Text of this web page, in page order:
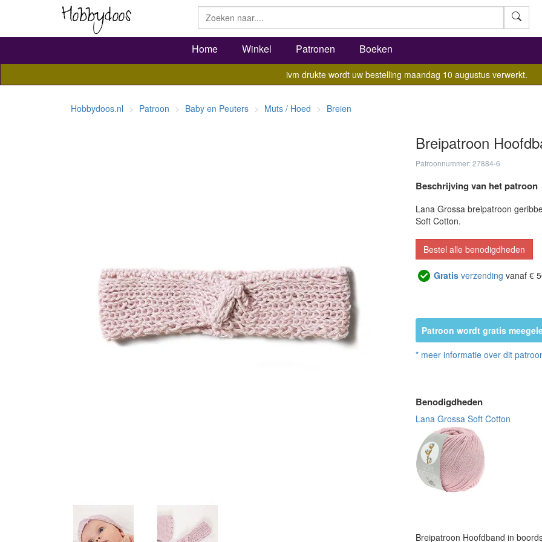
Home Winkel Patronen Boeken
ivm drukte wordt uw bestelling maandag 10 augustus verwerkt.
Hobbydoos.nl Patroon Baby en Peuters Muts / Hoed Breien
Breipatroon
Patroonnummer: 27884-6
Beschrijving van het patroon
Lana Grossa breipatroon
Soft Cotton.
Bestel alle benodigdheden
Gratis verzending vanaf €
Patroon wordt gratis
* meer informatie over dit
Benodigdheden
Lana Grossa Soft Cotton
Breipatroon Hoofdband in